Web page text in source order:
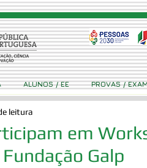
em
Galp
leitura
ALUNOS / EE PROVAS /